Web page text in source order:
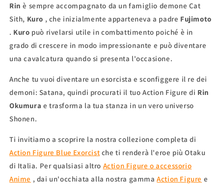
Rin è sempre accompagnato da un famiglio demone Cat
Sith, Kuro , che inizialmente apparteneva a padre Fujimoto
. Kuro può rivelarsi utile in combattimento poiché è in
grado di crescere in modo impressionante e può diventare
una cavalcatura quando si presenta l'occasione.
Anche tu vuoi diventare un esorcista e sconfiggere il re dei
demoni: Satana, quindi procurati il ​​tuo Action Figure di Rin
Okumura e trasforma la tua stanza in un vero universo
Shonen.
Ti invitiamo a scoprire la nostra collezione completa di
Action Figure Blue Exorcist che ti renderà l'eroe più Otaku
di Italia. Per qualsiasi altro Action Figure o accessorio
Anime , dai un'occhiata alla nostra gammaAction Figure e